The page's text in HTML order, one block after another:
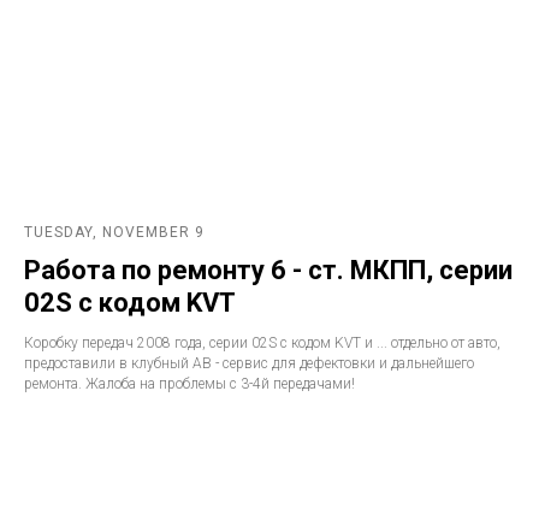
TUESDAY, NOVEMBER 9
Работа по ремонту 6 - ст. МКПП, серии
02S с кодом KVT
Коробку передач 2008 года, серии 02S с кодом KVT и ... отдельно от авто,
предоставили в клубный АВ - сервис для дефектовки и дальнейшего
ремонта. Жалоба на проблемы с 3-4й передачами!